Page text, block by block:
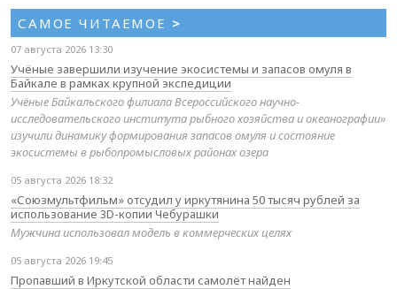
САМОЕ ЧИТАЕМОЕ >
07 августа 2026 13:30
Учёные завершили изучение экосистемы и запасов омуля в
Байкале в рамках крупной экспедиции
Учёные Байкальского филиала Всероссийского научно-
исследовательского института рыбного хозяйства и океанографии»
изучили динамику формирования запасов омуля и состояние
экосистемы в рыбопромысловых районах озера
05 августа 2026 18:32
«Союзмультфильм» отсудил у иркутянина 50 тысяч рублей за
использование 3D-копии Чебурашки
Мужчина использовал модель в коммерческих целях
05 августа 2026 19:45
Пропавший в Иркутской области самолёт найден